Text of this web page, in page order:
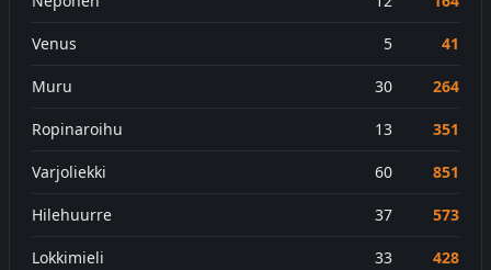
Venus 5 41
Muru 30 264
Ropinaroihu 13 351
Varjoliekki 60 851
Hilehuurre 37 573
Lokkimieli 33 428